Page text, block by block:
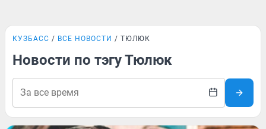
КУЗБАСС ВСЕ НОВОСТИ ТЮЛЮК
Новости по тэгу Тюлюк